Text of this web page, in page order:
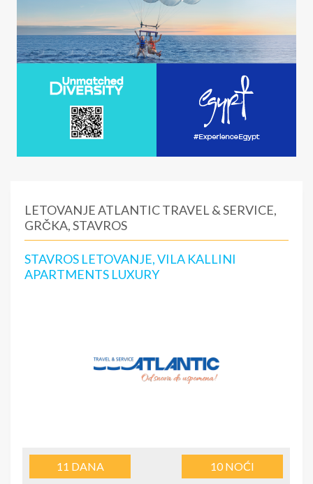
LETOVANJE ATLANTIC TRAVEL & SERVICE,
GRČKA, STAVROS
STAVROS LETOVANJE, VILA KALLINI
APARTMENTS LUXURY
11 DANA 10NOĆI